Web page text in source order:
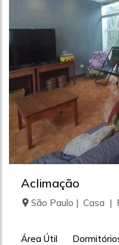
Aclimação
São Paulo | Casa |
Área Útil